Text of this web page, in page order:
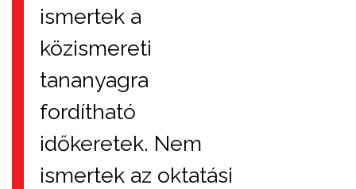
ismertek a
közismereti
tananyagra
fordítható
időkeretek. Nem
ismertek az oktatási